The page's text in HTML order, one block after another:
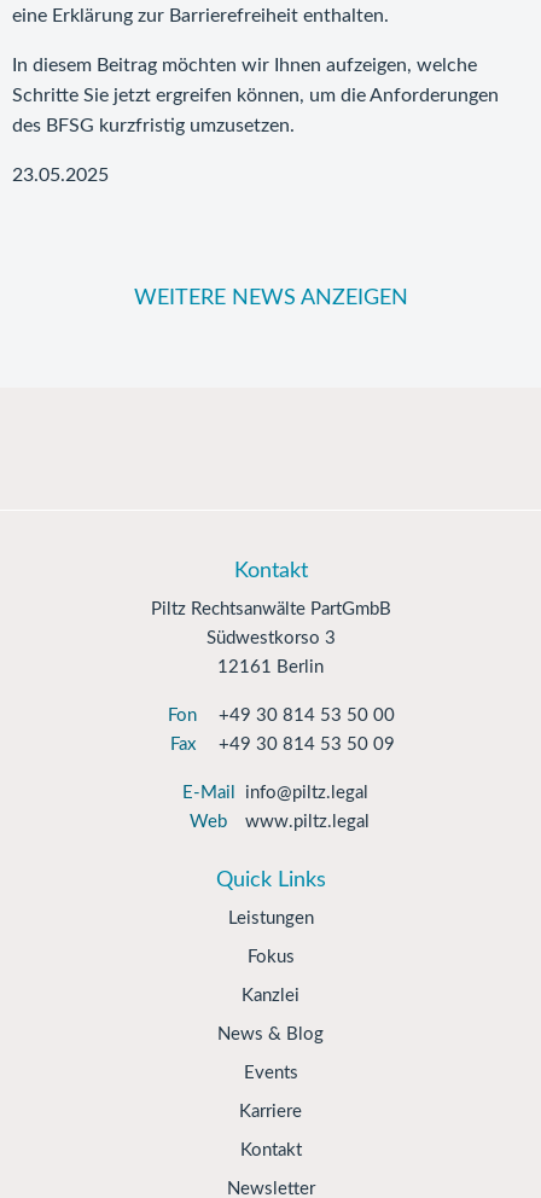
eine Erklärung zur Barrierefreiheit enthalten.
In diesem Beitrag möchten wir Ihnen aufzeigen, welche
Schritte Sie jetzt ergreifen können, um die Anforderungen
des BFSG kurzfristig umzusetzen.
23.05.2025
WEITERE NEWS ANZEIGEN
Kontakt
Piltz Rechtsanwälte PartGmbB
Südwestkorso 3
12161 Berlin
Fon
+49 30 814 53 50 00
Fax
+49 30 814 53 50 09
E-Mail
info@piltz.legal
Web
www.piltz.legal
Quick Links
Leistungen
Fokus
Kanzlei
News & Blog
Events
Karriere
Kontakt
Newsletter